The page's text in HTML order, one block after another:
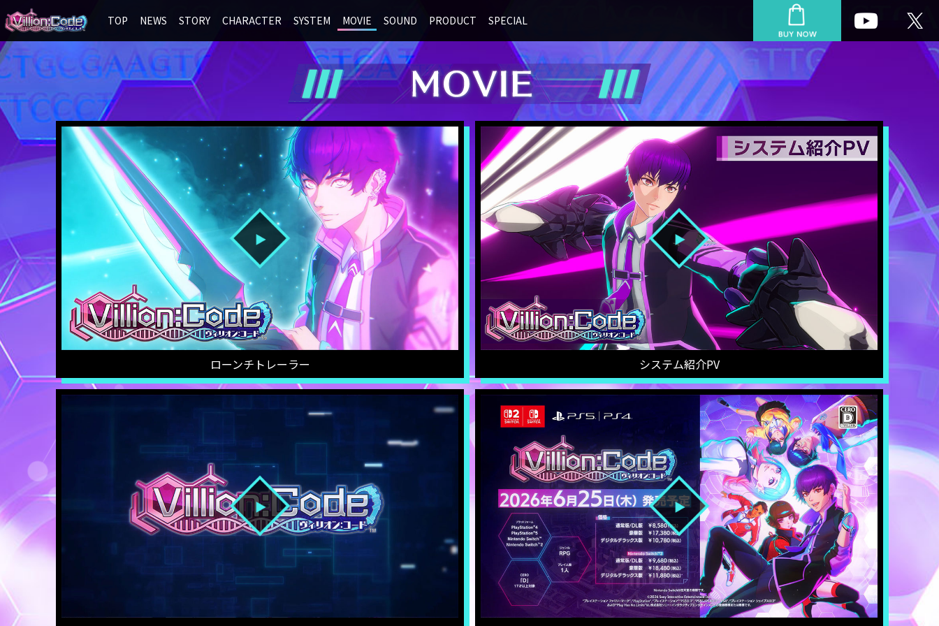
TOP NEWS STORY CHARACTER SYSTEM MOVIE SOUND PRODUCT SPECIAL
ローンチトレーラー システム紹介PV